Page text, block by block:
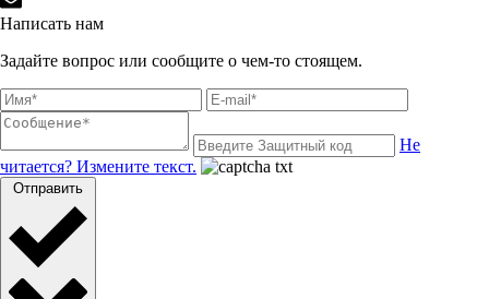
Написать нам
Задайте вопрос или сообщите о чем-то стоящем.
Не
читается? Измените текст.
Отправить